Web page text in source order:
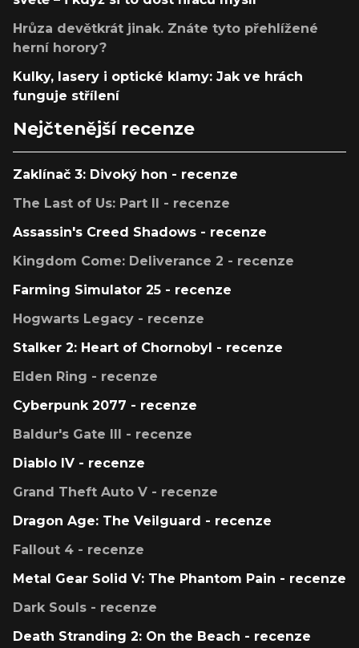
Hrůza devětkrát jinak. Znáte tyto přehlížené
herní horory?
Kulky, lasery i optické klamy: Jak ve hrách
funguje střílení
Nejčtenější recenze
Zaklínač 3: Divoký hon - recenze
The Last of Us: Part II - recenze
Assassin's Creed Shadows - recenze
Kingdom Come: Deliverance 2 - recenze
Farming Simulator 25 - recenze
Hogwarts Legacy - recenze
Stalker 2: Heart of Chornobyl - recenze
Elden Ring - recenze
Cyberpunk 2077 - recenze
Baldur's Gate III - recenze
Diablo IV - recenze
Grand Theft Auto V - recenze
Dragon Age: The Veilguard - recenze
Fallout 4 - recenze
Metal Gear Solid V: The Phantom Pain - recenze
Dark Souls - recenze
Death Stranding 2: On the Beach - recenze